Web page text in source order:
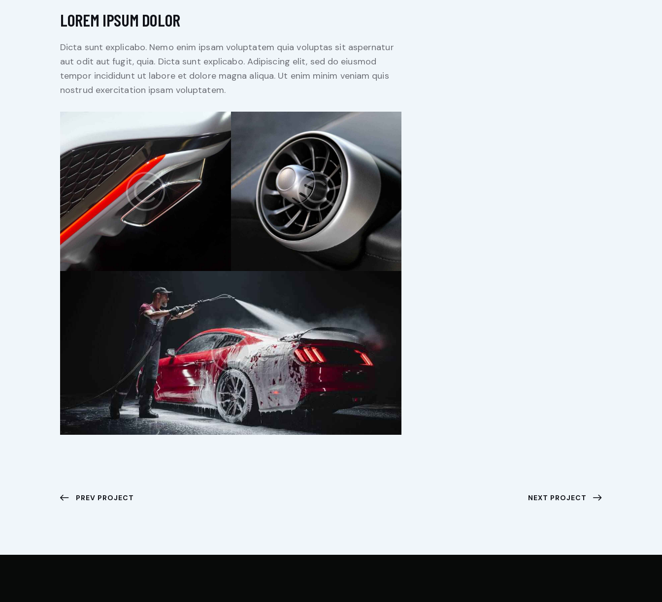
LOREM IPSUM DOLOR
Dicta sunt explicabo. Nemo enim ipsam voluptatem quia voluptas sit aspernatur
aut odit aut fugit, quia. Dicta sunt explicabo. Adipiscing elit, sed do eiusmod
tempor incididunt ut labore et dolore magna aliqua. Ut enim minim veniam quis
nostrud exercitation ipsam voluptatem.
PREV PROJECT NEXT PROJECT